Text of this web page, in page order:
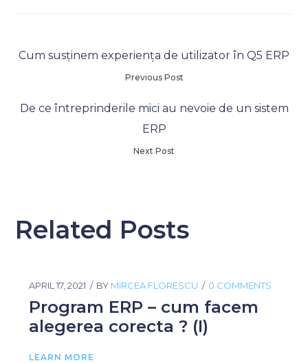
Cum susținem experiența de utilizator în Q5 ERP
Previous Post
De ce întreprinderile mici au nevoie de un sistem
ERP
Next Post
Related Posts
APRIL 17, 2021 BY MIRCEA FLORESCU 0 COMMENTS
Program ERP – cum facem
alegerea corecta ? (I)
LEARN MORE